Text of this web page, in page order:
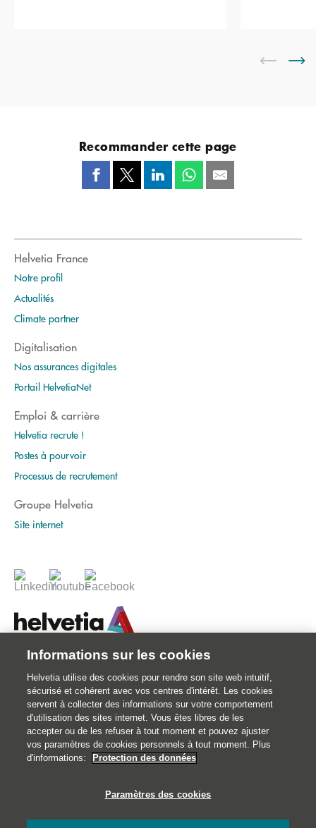
Recommander cette page
Helvetia France
Notre profil
Actualités
Climate partner
Digitalisation
Nos assurances digitales
Portail HelvetiaNet
Emploi & carrière
Helvetia recrute !
Postes à pourvoir
Processus de recrutement
Groupe Helvetia
Site internet
©2026 Helvetia Assurances . 25 quai Lamandé 76600 Le Havre
02 32 92 92 92
Impressum
Informations juridiques
Données personnelles
Informations sur les cookies
Helvetia utilise des cookies pour rendre son site web intuitif,
sécurisé et cohérent avec vos centres d'intérêt. Les cookies
servent à collecter des informations sur votre comportement
d'utilisation des sites internet. Vous êtes libres de les
accepter ou de les refuser à tout moment et pouvez ajuster
vos paramètres de cookies personnels à tout moment. Plus
d'informations:
Protection des données
Paramètres des cookies